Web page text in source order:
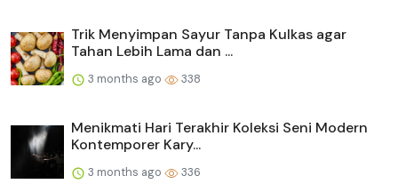
Trik Menyimpan Sayur Tanpa Kulkas agar
Tahan Lebih Lama dan ...
3 months ago 338
Menikmati Hari Terakhir Koleksi Seni Modern
Kontemporer Kary...
3 months ago 336